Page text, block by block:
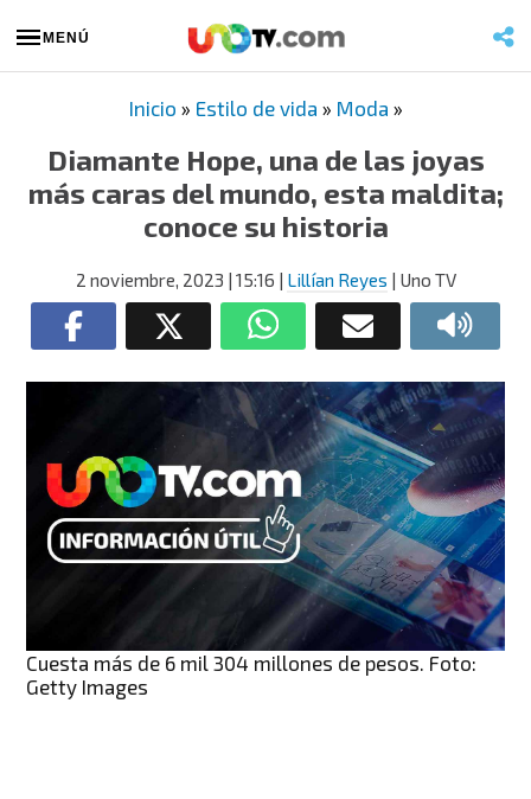
MENÚ
Inicio » Estilo de vida » Moda »
Diamante Hope, una de las joyas
más caras del mundo, esta maldita;
conoce su historia
2 noviembre, 2023 | 15:16 | Lillían Reyes | Uno TV
Cuesta más de 6 mil 304 millones de pesos. Foto:
Getty Images